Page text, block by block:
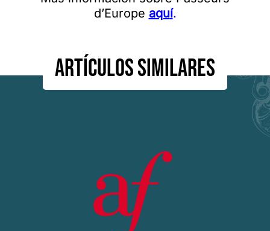
d’Europe aquí.
Artículos similares